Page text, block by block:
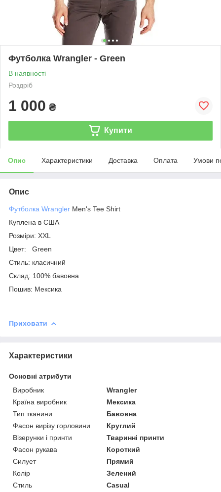
Футболка Wrangler - Green
В наявності
Роздріб
1 000 ₴
Купити
Опис Характеристики Доставка Оплата Умови
Опис
Футболка Wrangler Men's Tee Shirt
Куплена в США
Розміри: XXL
Цвет: Green
Стиль: класичний
Склад: 100% бавовна
Пошив: Мексика
Приховати
Характеристики
Основні атрибути
Виробник
Wrangler
Країна виробник
Мексика
Тип тканини
Бавовна
Фасон вирізу горловини
Круглий
Візерунки і принти
Тваринні принти
Фасон рукава
Короткий
Силует
Прямий
Колір
Зелений
Стиль
Casual